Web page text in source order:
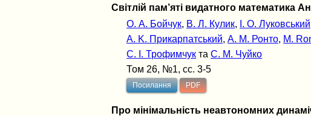
Світлій пам’яті видатного математика
О. А. Бойчук, В. Л. Кулик, І. О. Луковський
А. K. Прикарпатський,А. М. Ронто, M.
С. І. Трофимчук таС. М. Чуйко
Том 26, №1, сс. 3-5
Посилання PDF
Про мінімальність неавтономних